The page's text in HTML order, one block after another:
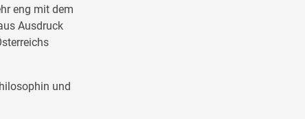
eng mit dem
Ausdruck
und